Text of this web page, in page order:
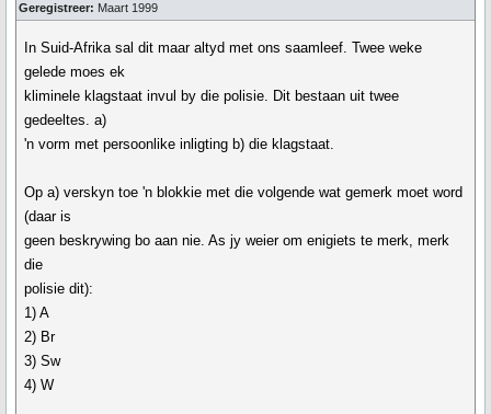
Geregistreer: Maart 1999
In Suid-Afrika sal dit maar altyd met ons saamleef. Twee weke
gelede moes ek
kliminele klagstaat invul by die polisie. Dit bestaan uit twee
gedeeltes. a)
'n vorm met persoonlike inligting b) die klagstaat.
Op a) verskyn toe 'n blokkie met die volgende wat gemerk moet word
(daar is
geen beskrywing bo aan nie. As jy weier om enigiets te merk, merk
die
polisie dit):
1) A
2) Br
3) Sw
4) W